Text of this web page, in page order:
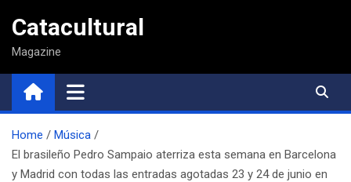
contenido
Catacultural
Magazine
Home
Música
El brasileño Pedro Sampaio aterriza esta semana en Barcelona
y Madrid con todas las entradas agotadas 23 y 24 de junio en